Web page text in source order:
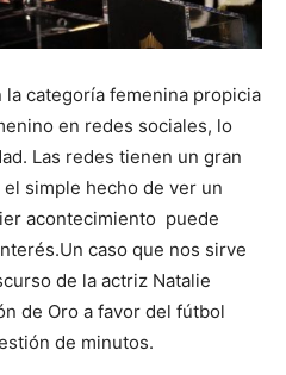
categoría femenina propicia
en redes sociales, lo
Las redes tienen un gran
simple hecho de ver un
acontecimiento puede
caso que nos sirve
de la actriz Natalie
de Oro a favor del fútbol
de minutos.